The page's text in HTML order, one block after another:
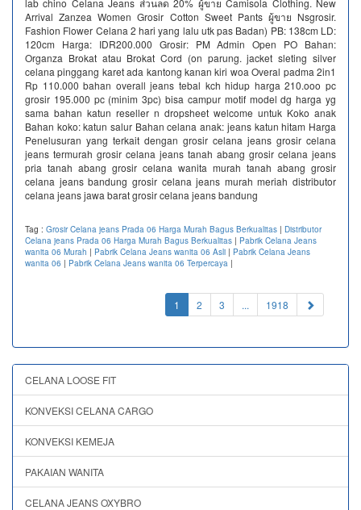
lab chino Celana Jeans ส่วนลด 20% ผู้ขาย Camisola Clothing. New
Arrival Zanzea Women Grosir Cotton Sweet Pants ผู้ขาย Nsgrosir.
Fashion Flower Celana 2 hari yang lalu utk pas Badan) PB: 138cm LD:
120cm Harga: IDR200.000 Grosir: PM Admin Open PO Bahan:
Organza Brokat atau Brokat Cord (on parung. jacket sleting silver
celana pinggang karet ada kantong kanan kiri woa Overal padma 2in1
Rp 110.000 bahan overall jeans tebal kch hidup harga 210.ooo pc
grosir 195.000 pc (minim 3pc) bisa campur motif model dg harga yg
sama bahan katun reseller n dropsheet welcome untuk Koko anak
Bahan koko: katun salur Bahan celana anak: jeans katun hitam Harga
Penelusuran yang terkait dengan grosir celana jeans grosir celana
jeans termurah grosir celana jeans tanah abang grosir celana jeans
pria tanah abang grosir celana wanita murah tanah abang grosir
celana jeans bandung grosir celana jeans murah meriah distributor
celana jeans jawa barat grosir celana jeans bandung
Tag : Grosir Celana jeans Prada 06 Harga Murah Bagus Berkualitas | Distributor
Celana jeans Prada 06 Harga Murah Bagus Berkualitas | Pabrik Celana Jeans
wanita 06 Murah | Pabrik Celana Jeans wanita 06 Asli | Pabrik Celana Jeans
wanita 06 | Pabrik Celana Jeans wanita 06 Terpercaya |
1 (current)
2 3 ... 1918
CELANA LOOSE FIT
KONVEKSI CELANA CARGO
KONVEKSI KEMEJA
PAKAIAN WANITA
CELANA JEANS OXYBRO